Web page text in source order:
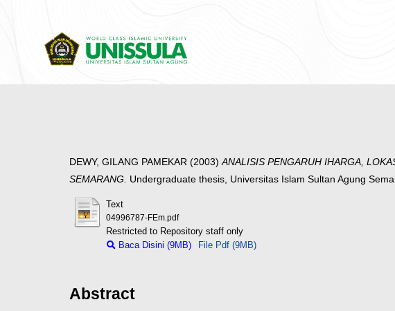
DEWY, GILANG PAMEKAR (2003)ANALISIS PENGARUH IHARGA,
SEMARANG. Undergraduate thesis, Universitas Islam Sultan Agung
Text
04996787-FEm.pdf
Restricted to Repository staff only
Baca Disini (9MB)
File Pdf (9MB)
Abstract